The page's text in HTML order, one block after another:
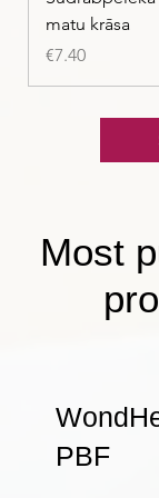
matu krāsa
Price
€7.40
Most
PBF